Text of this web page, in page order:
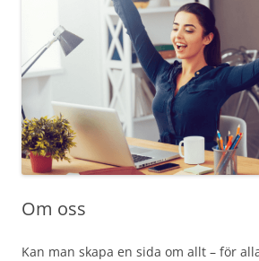
Om oss
Kan man skapa en sida om allt – för